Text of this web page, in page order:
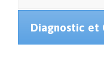
Diagnostic et